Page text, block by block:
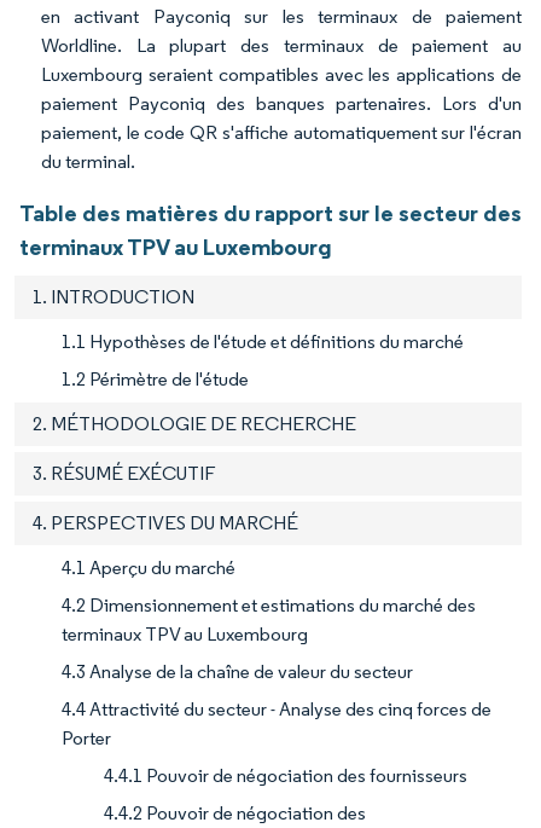
en activant Payconiq sur les terminaux de paiement
Worldline. La plupart des terminaux de paiement au
Luxembourg seraient compatibles avec les applications de
paiement Payconiq des banques partenaires. Lors d'un
paiement, le code QR s'affiche automatiquement sur l'écran
du terminal.
Table des matières du rapport sur le secteur des
terminaux TPV au Luxembourg
1. INTRODUCTION
1.1 Hypothèses de l'étude et définitions du marché
1.2 Périmètre de l'étude
2. MÉTHODOLOGIE DE RECHERCHE
3. RÉSUMÉ EXÉCUTIF
4. PERSPECTIVES DU MARCHÉ
4.1 Aperçu du marché
4.2 Dimensionnement et estimations du marché des
terminaux TPV au Luxembourg
4.3 Analyse de la chaîne de valeur du secteur
4.4 Attractivité du secteur - Analyse des cinq forces de
Porter
4.4.1 Pouvoir de négociation des fournisseurs
4.4.2 Pouvoir de négociation des